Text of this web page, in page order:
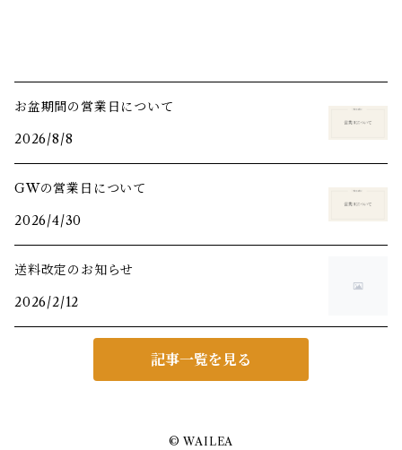
お盆期間の営業日について
2026/8/8
GWの営業日について
2026/4/30
送料改定のお知らせ
2026/2/12
記事一覧を見る
© WAILEA